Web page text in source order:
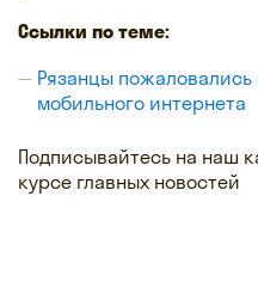
Ссылки по теме:
Рязанцы пожаловались
мобильного интернета
Подписывайтесь на наш
курсе главных новостей